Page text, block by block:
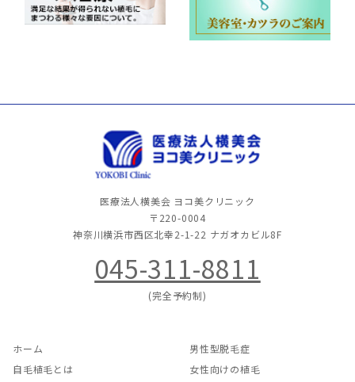
医療法人横美会 ヨコ美クリニック
〒220-0004
神奈川横浜市西区北幸2-1-22 ナガオカビル8F
045-311-8811
(完全予約制)
ホーム
自毛植毛とは
男性型脱毛症
女性向けの植毛